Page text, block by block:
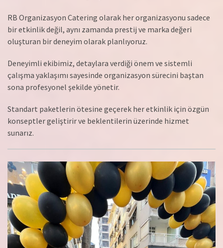
RB Organizasyon Catering olarak her organizasyonu sadece
bir etkinlik değil, aynı zamanda prestij ve marka değeri
oluşturan bir deneyim olarak planlıyoruz.
Deneyimli ekibimiz, detaylara verdiği önem ve sistemli
çalışma yaklaşımı sayesinde organizasyon sürecini baştan
sona profesyonel şekilde yönetir.
Standart paketlerin ötesine geçerek her etkinlik için özgün
konseptler geliştirir ve beklentilerin üzerinde hizmet
sunarız.